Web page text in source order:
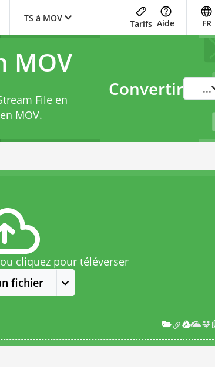
TS à MOV
Tarifs Aide FR
MOV
File en
MOV.
Convertir ...
cliquez pour téléverser
fichier